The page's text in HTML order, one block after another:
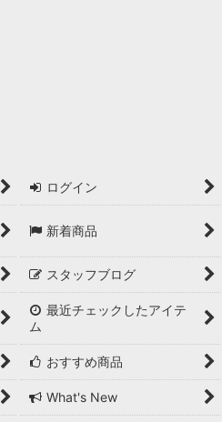
ログイン
新着商品
スタッフブログ
最近チェックしたアイテ
ム
おすすめ商品
What's New